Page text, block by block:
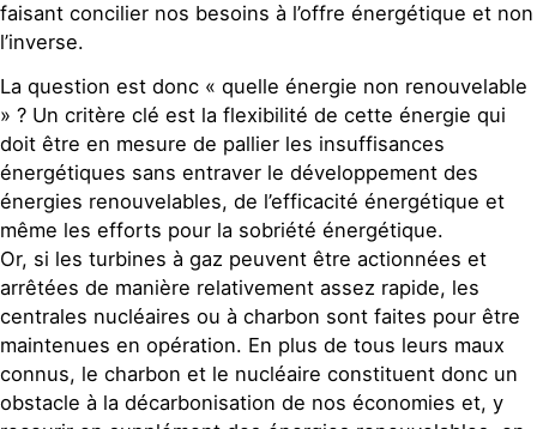
faisant concilier nos besoins à l’offre énergétique et non
l’inverse.
La question est donc « quelle énergie non renouvelable
» ? Un critère clé est la flexibilité de cette énergie qui
doit être en mesure de pallier les insuffisances
énergétiques sans entraver le développement des
énergies renouvelables, de l’efficacité énergétique et
même les efforts pour la sobriété énergétique.
Or, si les turbines à gaz peuvent être actionnées et
arrêtées de manière relativement assez rapide, les
centrales nucléaires ou à charbon sont faites pour être
maintenues en opération. En plus de tous leurs maux
connus, le charbon et le nucléaire constituent donc un
obstacle à la décarbonisation de nos économies et, y